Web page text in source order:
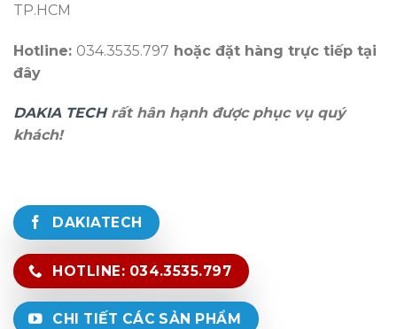
TP.HCM
Hotline: 034.3535.797 hoặc đặt hàng trực tiếp tại
đây
DAKIA TECHrất hân hạnh được phục vụ quý
khách!
DAKIATECH
HOTLINE: 034.3535.797
CHI TIẾT CÁC SẢN PHẨM